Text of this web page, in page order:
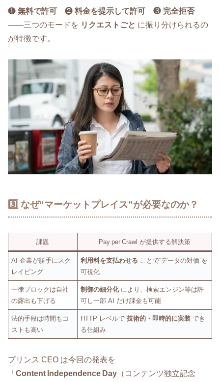
❶ 無料で許可 ❷ 料金を提示して許可 ❸ 完全拒否
――三つのモードを リクエストごと に振り分けられるの
が特徴です。
3️⃣ なぜ“マーケットプレイス”が必要なのか？
課題 Pay per Crawl が提供する解決策
AI 企業が勝手にスク
レイピング
利用料を支払わせる ことで“データの対価”を
可視化
一律ブロックは自社
の露出も下げる
制御の細分化により、検索エンジン等は許
可し一部 AI だけ課金も可能
法的手段は時間もコ
ストも高い
HTTP レベルで技術的・即時的に実装 でき
る仕組み
プリンス CEO は今回の発表を
「 Content Independence Day （コンテンツ独立記念